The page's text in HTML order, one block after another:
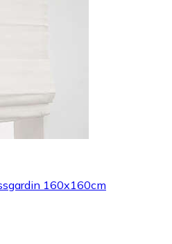
160x160cm